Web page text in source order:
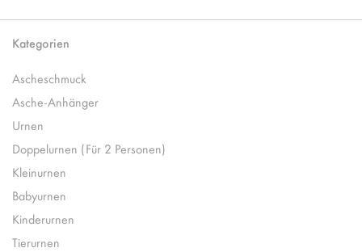
Kategorien
Ascheschmuck
Asche-Anhänger
Urnen
Doppelurnen (Für 2 Personen)
Kleinurnen
Babyurnen
Kinderurnen
Tierurnen